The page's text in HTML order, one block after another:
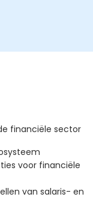
financiële sector
voor financiële
van salaris- en